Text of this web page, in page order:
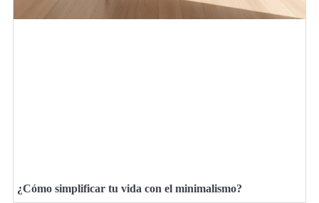
¿Cómo simplificar tu vida con el minimalismo?